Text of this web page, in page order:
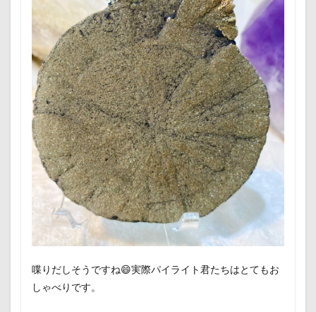
喋りだしそうですね😄実際パイライト君たちはとてもお
しゃべりです。